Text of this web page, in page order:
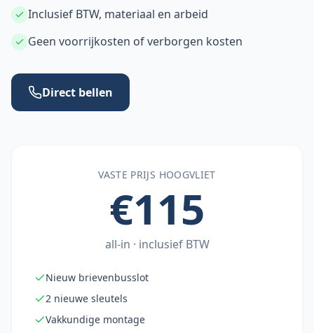
Inclusief BTW, materiaal en arbeid
Geen voorrijkosten of verborgen kosten
Direct bellen
VASTE PRIJS HOOGVLIET
€115
all-in · inclusief BTW
Nieuw brievenbusslot
2 nieuwe sleutels
Vakkundige montage